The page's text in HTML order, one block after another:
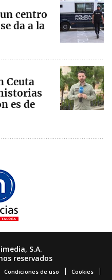
centro
da a la
Ceuta
es de
S.A.
reservados
Condiciones de uso Cookies